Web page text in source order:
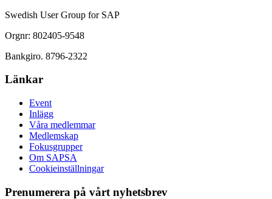
Swedish User Group for SAP
Orgnr: 802405-9548
Bankgiro. 8796-2322
Länkar
Event
Inlägg
Våra medlemmar
Medlemskap
Fokusgrupper
Om SAPSA
Cookieinställningar
Prenumerera på vårt nyhetsbrev